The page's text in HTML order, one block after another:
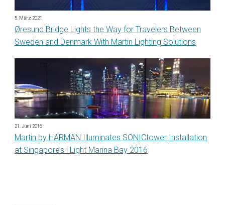
5. März 2021
Øresund Bridge Lights the Way for Travelers Between
Sweden and Denmark With Martin Lighting Solutions
21. Juni 2016
Martin by HARMAN Illuminates SONICtower Installation
at Singapore’s i Light Marina Bay 2016